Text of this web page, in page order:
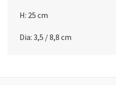
H: 25 cm
Dia: 3,5 / 8,8 cm